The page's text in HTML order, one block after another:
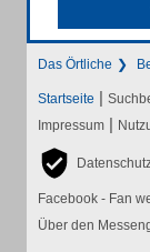
Das Örtliche
Startseite |
Impressum |
Facebook - Fan
Über den